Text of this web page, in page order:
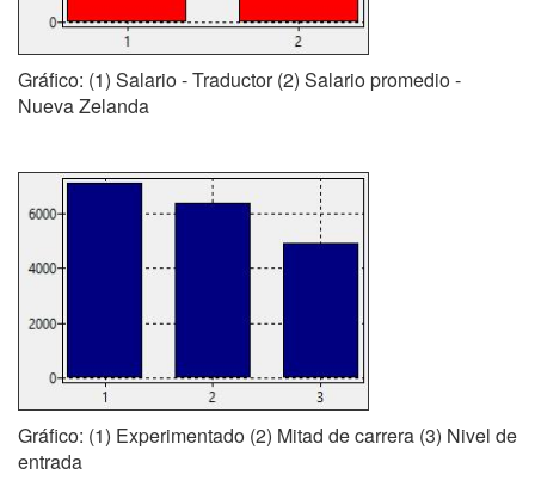
Gráfico: (1) Salario - Traductor (2) Salario promedio -
Nueva Zelanda
Gráfico: (1) Experimentado (2) Mitad de carrera (3) Nivel de
entrada